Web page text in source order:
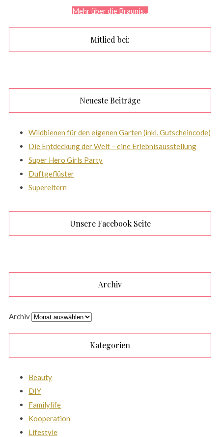
Mehr über die Braunis...
Mitlied bei:
Neueste Beiträge
Wildbienen für den eigenen Garten (inkl. Gutscheincode)
Die Entdeckung der Welt – eine Erlebnisausstellung
Super Hero Girls Party
Duftgeflüster
Supereltern
Unsere Facebook Seite
Archiv
Archiv
Kategorien
Beauty
DIY
Familylife
Kooperation
Lifestyle